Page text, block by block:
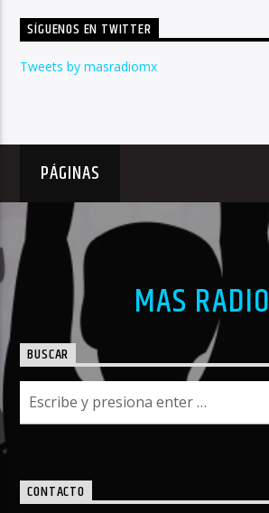
SÍGUENOS EN TWITTER
Tweets by masradiomx
PÁGINAS
MAS RADIO
BUSCAR
CONTACTO